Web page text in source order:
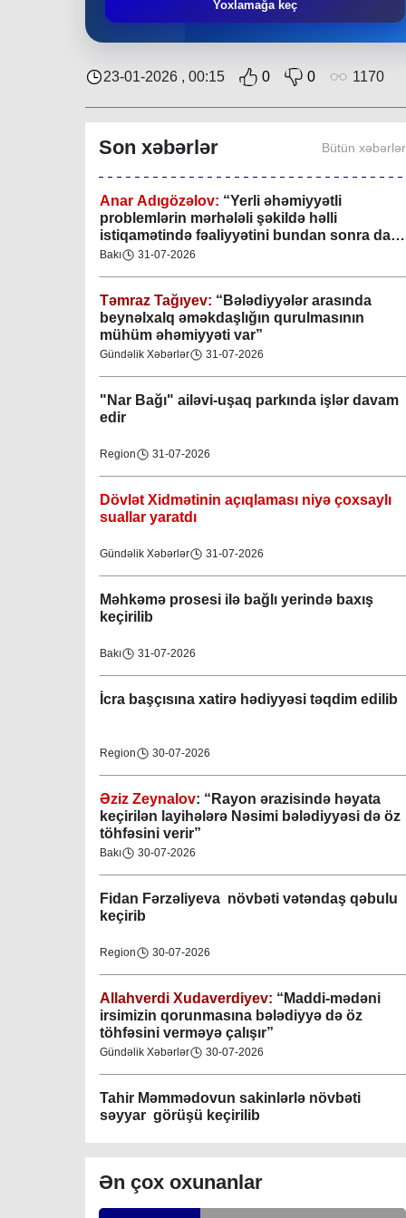
Yoxlamağa keç
23-01-2026 , 00:15 0 0 1170
Son xəbərlər Bütün xəbərlər
keçirilib
Gündəlik Xəbərlər 04-08-2026
Anar Adıgözəlov: “Yerli əhəmiyyətli
problemlərin mərhələli şəkildə həlli
istiqamətində fəaliyyətini bundan sonra da
davam etdirəcəkdir
Bakı 31-07-2026
Təmraz Tağıyev: “Bələdiyyələr arasında
beynəlxalq əməkdaşlığın qurulmasının
mühüm əhəmiyyəti var”
Gündəlik Xəbərlər 31-07-2026
"Nar Bağı" ailəvi-uşaq parkında işlər davam
edir
Region 31-07-2026
Dövlət Xidmətinin açıqlaması niyə çoxsaylı
suallar yaratdı
Gündəlik Xəbərlər 31-07-2026
Məhkəmə prosesi ilə bağlı yerində baxış
keçirilib
Bakı 31-07-2026
İcra başçısına xatirə hədiyyəsi təqdim edilib
Region 30-07-2026
Əziz Zeynalov: “Rayon ərazisində həyata
keçirilən layihələrə Nəsimi bələdiyyəsi də öz
töhfəsini verir”
Bakı 30-07-2026
Fidan Fərzəliyeva növbəti vətəndaş qəbulu
keçirib
Region 30-07-2026
Allahverdi Xudaverdiyev: “Maddi-mədəni
irsimizin qorunmasına bələdiyyə də öz
töhfəsini verməyə çalışır”
Gündəlik Xəbərlər 30-07-2026
Tahir Məmmədovun sakinlərlə növbəti
səyyar görüşü keçirilib
Elşad Vəliyev:
təmin olunması və fövqəladə hallara operativ
Ən çox oxunanlar
Gəncə şəhəri Nizami bələdiyyəsi
08-04-2023
M.Ə.Rəsuzladə bələdiyyəsi
07-04-2023
Xətai bələdiyyəsi
07-04-2023
Mingəçevir bələdiyyəsi
06-04-2023
Nəsimi bələdiyyəsi
06-04-2023
Nərimanov bələdiyyəsi
06-04-2023